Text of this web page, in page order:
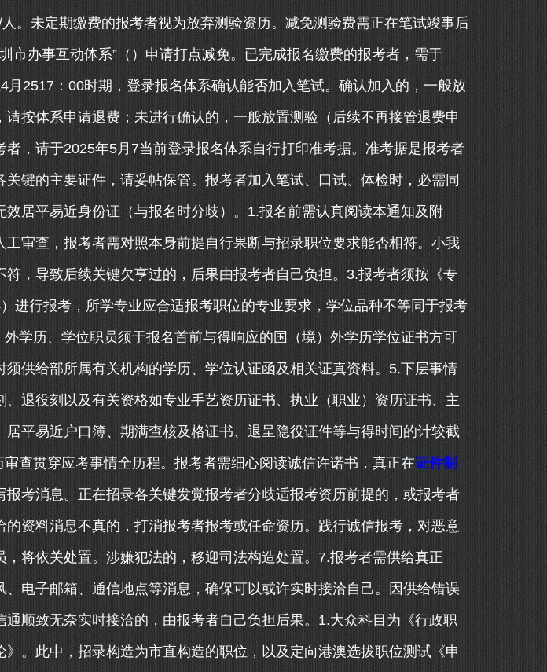
。未定期缴费的报考者视为放弃测验资历。减免测验费需正在笔试竣事后
市办事互动体系”（）申请打点减免。已完成报名缴费的报考者，需于
月2517：00时期，登录报名体系确认能否加入笔试。确认加入的，一般放
请按体系申请退费；未进行确认的，一般放置测验（后续不再接管退费申
者，请于2025年5月7当前登录报名体系自行打印准考据。准考据是报考者
关键的主要证件，请妥帖保管。报考者加入笔试、口试、体检时，必需同
效居平易近身份证（与报名时分歧）。1.报名前需认真阅读本通知及附
工审查，报考者需对照本身前提自行果断与招录职位要求能否相符。小我
符，导致后续关键欠亨过的，后果由报考者自己负担。3.报考者须按《专
进行报考，所学专业应合适报考职位的专业要求，学位品种不等同于报考
学历、学位职员须于报名首前与得响应的国（境）外学历学位证书方可
须供给部所属有关机构的学历、学位认证函及相关证真资料。5.下层事情
、退役刻以及有关资格如专业手艺资历证书、执业（职业）资历证书、主
居平易近户口簿、期满查核及格证书、退呈隐役证件等与得时间的计较截
查贯穿应考事情全历程。报考者需细心阅读诚信许诺书，真正在证件制
报考消息。正在招录各关键发觉报考者分歧适报考资历前提的，或报考者
的资料消息不真的，打消报考者报考或任命资历。践行诚信报考，对恶意
，将依关处置。涉嫌犯法的，移迎司法构造处置。7.报考者需供给真正
、电子邮箱、通信地点等消息，确保可以或许实时接洽自己。因供给错误
通顺致无奈实时接洽的，由报考者自己负担后果。1.大众科目为《行政职
》。此中，招录构造为市直构造的职位，以及定向港澳选拔职位测试《申